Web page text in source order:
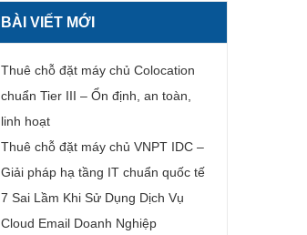
BÀI VIẾT MỚI
Thuê chỗ đặt máy chủ Colocation
chuẩn Tier III – Ổn định, an toàn,
linh hoạt
Thuê chỗ đặt máy chủ VNPT IDC –
Giải pháp hạ tầng IT chuẩn quốc tế
7 Sai Lầm Khi Sử Dụng Dịch Vụ
Cloud Email Doanh Nghiệp